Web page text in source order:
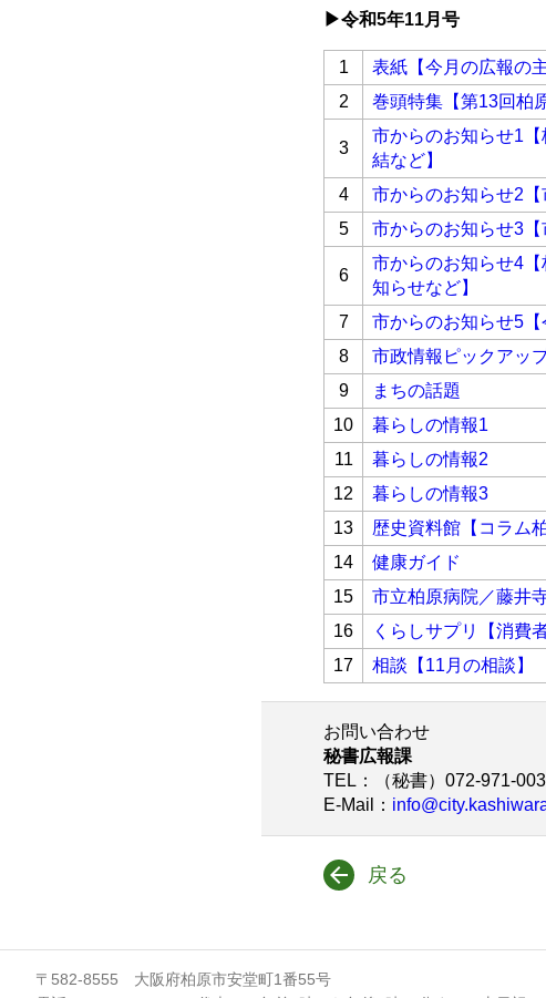
▶令和5年11月号
1 表紙【今月の広報の
2
巻頭特集【第13回柏
3
市からのお知らせ1
結など】
4 市からのお知らせ2【
5
市からのお知らせ3【
6
市からのお知らせ4
知らせなど】
7 市からのお知らせ5【
8
市政情報ピックアッ
9
まちの話題
10
暮らしの情報1
11
暮らしの情報2
12
暮らしの情報3
13
歴史資料館【コラム
14
健康ガイド
15
市立柏原病院／藤井
16
くらしサプリ【消費
17
相談【11月の相談】
お問い合わせ
秘書広報課
TEL ：（秘書）072-971-
E-Mail
：
戻る
〒582-8555 大阪府柏原市安堂町1番55号